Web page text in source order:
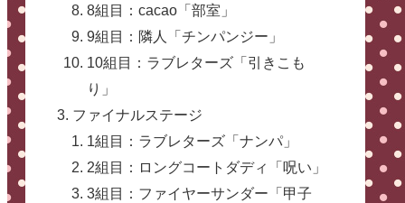
8組目：cacao「部室」
9組目：隣人「チンパンジー」
10組目：ラブレターズ「引きこも
り」
ファイナルステージ
1組目：ラブレターズ「ナンパ」
2組目：ロングコートダディ「呪い」
3組目：ファイヤーサンダー「甲子